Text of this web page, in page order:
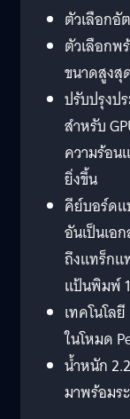
ตัวเลือกอั
ตัวเลือกพ
ขนาดสูงสุ
ปรับปรุงป
สำหรับ
ความร้อน
ยิ่งขึ้น
คีย์บอร์ด
อันเป็นเอ
ถึงแทร็กแ
แป้นพิมพ์
เทคโนโล
ในโหมด
น้ำหนัก
มาพร้อมร